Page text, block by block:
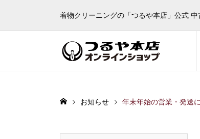
着物クリーニングの「つるや本店」公式 中
お知らせ 年末年始の営業・発送